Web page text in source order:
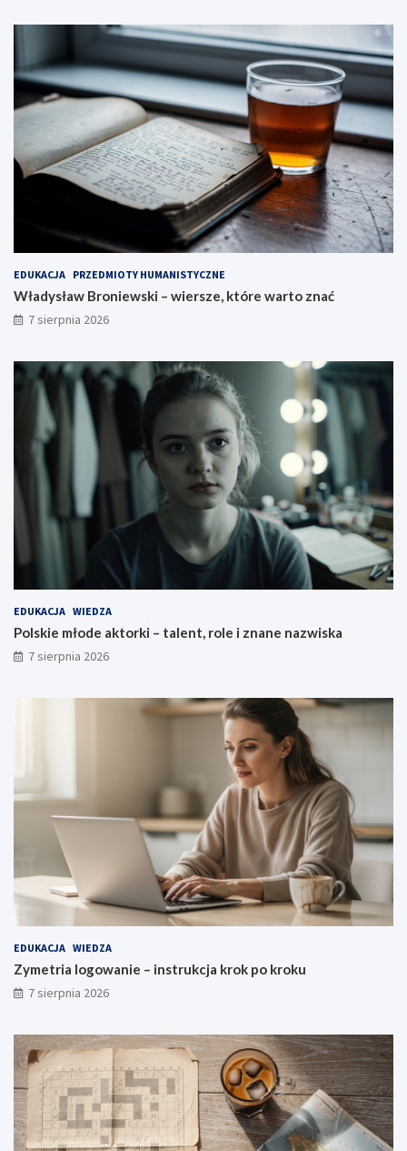
EDUKACJA PRZEDMIOTY HUMANISTYCZNE
Władysław Broniewski – wiersze, które warto znać
7 sierpnia 2026
EDUKACJA WIEDZA
Polskie młode aktorki – talent, role i znane nazwiska
7 sierpnia 2026
EDUKACJA WIEDZA
Zymetria logowanie – instrukcja krok po kroku
7 sierpnia 2026